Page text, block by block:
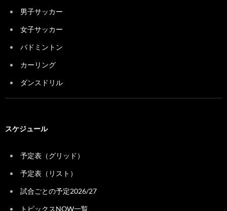
男子サッカー
女子サッカー
バドミントン
カーリング
ダンスドリル
スケジュール
予定表（グリッド）
予定表（リスト）
試合ごとの予定2026/27
トピックスNOW一覧